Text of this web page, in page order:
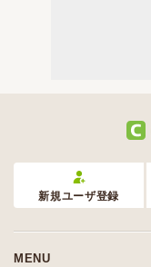
新規ユーザ登録
MENU